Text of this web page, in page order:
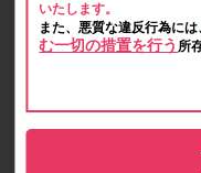
いたします。
また、悪質な違反行為には
む一切の措置を行う 所